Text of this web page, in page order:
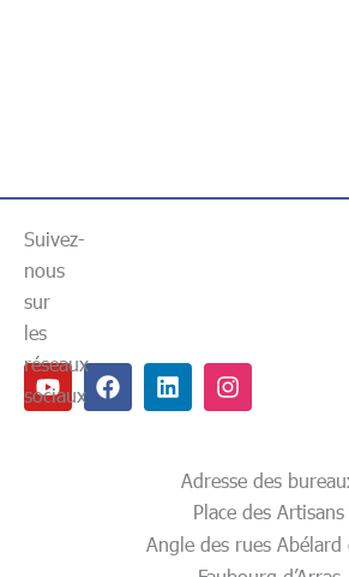
YoutubeFacebookLinkedinInstagram
Suivez-
nous
sur
les
réseaux
sociaux
Adresse des
Place des Artisans
Angle des rues Abélard